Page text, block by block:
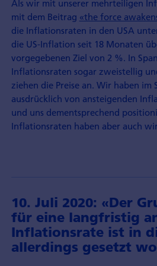
Als wir mit unserer mehrteiligen
mit dem Beitrag «the force
die Inflationsraten in den USA
die US-Inflation seit 18 Monaten
vorgegebenen Ziel von 2 %. In
Inflationsraten sogar zweistellig
ziehen die Preise an. Wir haben im
ausdrücklich von ansteigenden
und uns dementsprechend
Inflationsraten haben aber auch
10. Juli 2020: «Der
für eine langfristig
Inflationsrate ist in
allerdings gesetzt